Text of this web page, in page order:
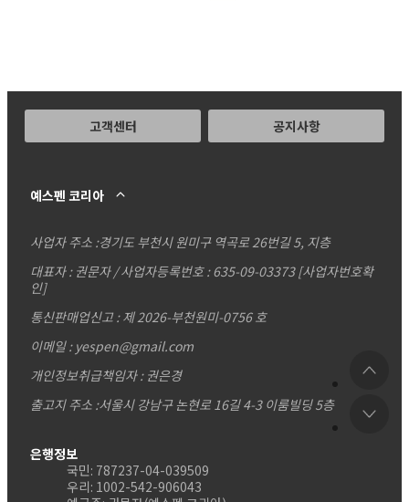
고객센터 공지사항
예스펜 코리아
사업자 주소 :경기도 부천시 원미구 역곡로 26번길 5, 지층
대표자 : 권문자 / 사업자등록번호 : 635-09-03373 [사업자번호확
인]
통신판매업신고 : 제 2026-부천원미-0756 호
이메일 : yespen@gmail.com
개인정보취급책임자 : 권은경
출고지 주소 :서울시 강남구 논현로 16길 4-3 이룸빌딩 5층
은행정보
국민: 787237-04-039509
우리: 1002-542-906043